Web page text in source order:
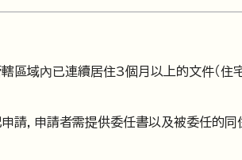
區域內已連續居住3個月以上的文件（住
請，申請者需提供委任書以及被委任的同